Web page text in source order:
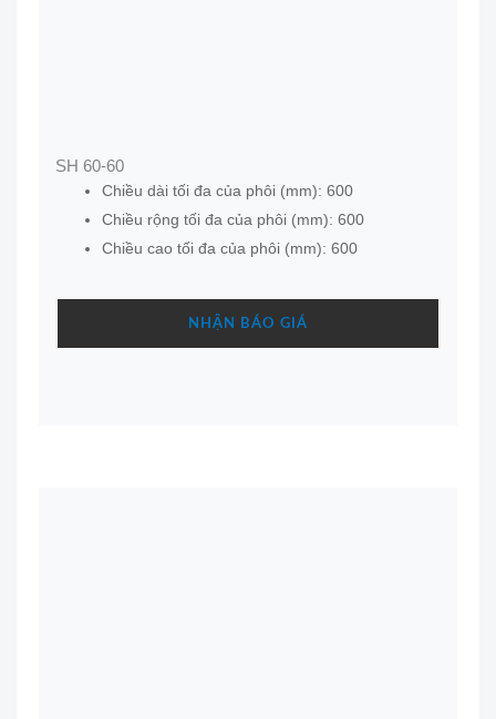
SH 60-60
Chiều dài tối đa của phôi (mm): 600
Chiều rộng tối đa của phôi (mm): 600
Chiều cao tối đa của phôi (mm): 600
NHẬN BÁO GIÁ